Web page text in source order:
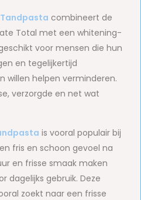
combineert de
Total met een whitening-
voor mensen die hun
en tegelijkertijd
willen helpen verminderen.
verzorgde en net wat
is vooral populair bij
fris en schoon gevoel na
en frisse smaak maken
dagelijks gebruik. Deze
zoekt naar een frisse